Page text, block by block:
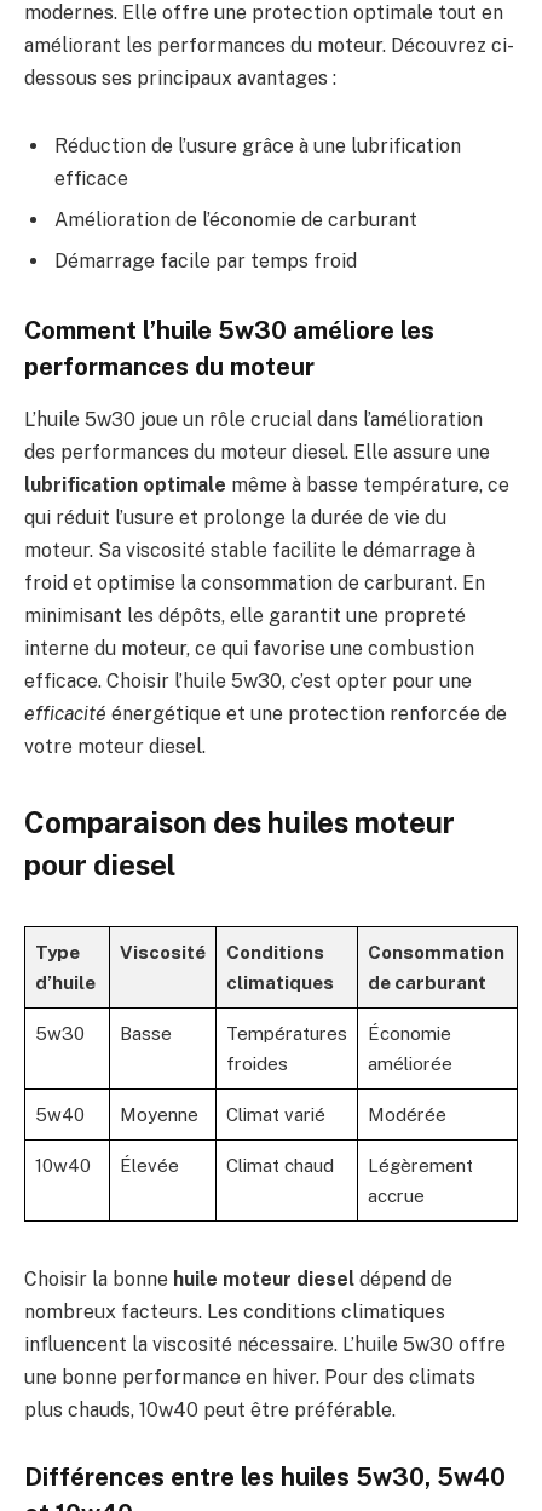
modernes. Elle offre une protection optimale tout en
améliorant les performances du moteur. Découvrez ci-
dessous ses principaux avantages :
Réduction de l’usure grâce à une lubrification
efficace
Amélioration de l’économie de carburant
Démarrage facile par temps froid
Comment l’huile 5w30 améliore les
performances du moteur
L’huile 5w30 joue un rôle crucial dans l’amélioration
des performances du moteur diesel. Elle assure une
lubrification optimale même à basse température, ce
qui réduit l’usure et prolonge la durée de vie du
moteur. Sa viscosité stable facilite le démarrage à
froid et optimise la consommation de carburant. En
minimisant les dépôts, elle garantit une propreté
interne du moteur, ce qui favorise une combustion
efficace. Choisir l’huile 5w30, c’est opter pour une
efficacité énergétique et une protection renforcée de
votre moteur diesel.
Comparaison des huiles moteur
pour diesel
Type
d’huile
Viscosité
Conditions
climatiques
Consommation
de carburant
5w30 Basse
Températures
froides
Économie
améliorée
5w40 Moyenne Climat varié Modérée
10w40 Élevée Climat chaud
Légèrement
accrue
Choisir la bonne huile moteur diesel dépend de
nombreux facteurs. Les conditions climatiques
influencent la viscosité nécessaire. L’huile 5w30 offre
une bonne performance en hiver. Pour des climats
plus chauds, 10w40 peut être préférable.
Différences entre les huiles 5w30, 5w40